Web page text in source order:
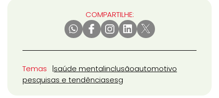
COMPARTILHE:
Temas saúde mentalinclusãoautomotivo
pesquisas e tendênciasesg